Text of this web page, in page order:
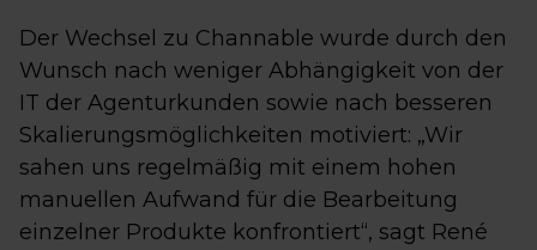
Der Wechsel zu Channable wurde durch den
Wunsch nach weniger Abhängigkeit von der
IT der Agenturkunden sowie nach besseren
Skalierungsmöglichkeiten motiviert: „Wir
sahen uns regelmäßig mit einem hohen
manuellen Aufwand für die Bearbeitung
einzelner Produkte konfrontiert“, sagt René